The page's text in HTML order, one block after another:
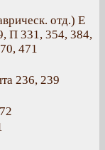
отд.) Е
П 331, 354, 384,
471
236, 239